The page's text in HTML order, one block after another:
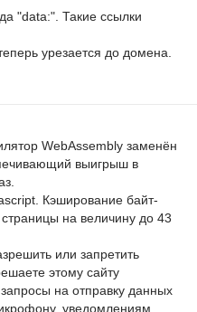
"data:". Такие ссылки
урезается до домена.
WebAssembly заменён
выигрыш в
Кэширование байт-
на величину до 43
или запретить
этому сайту
на отправку данных
уведомлениям